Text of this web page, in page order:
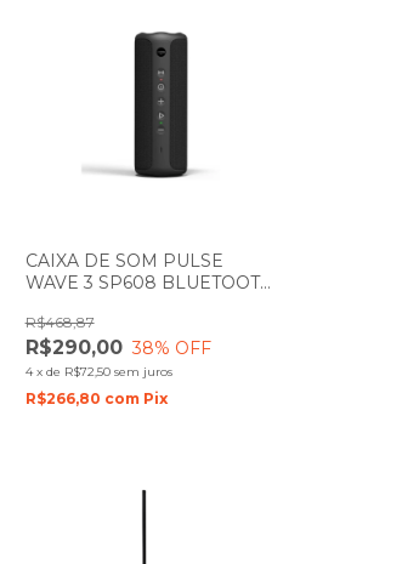
CAIXA DE SOM PULSE
WAVE 3 SP608 BLUETOOTH
R$290,00
R$468,87
38% OFF
4 x de R$72,50 sem juros
R$266,80 com Pix